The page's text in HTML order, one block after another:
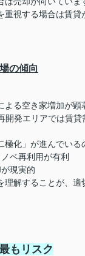
視する場合は賃貸
の傾向
る空き家増加が顕
開発エリアでは賃貸
化」が進んでいる
ベ再利用が有利
現実的
理解することが、適
もリスク